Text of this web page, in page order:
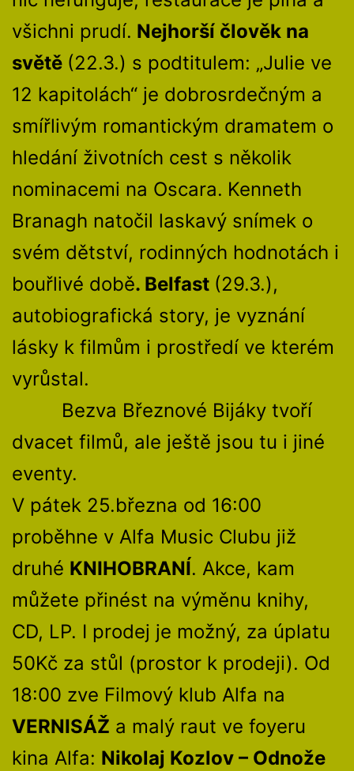
všichni prudí. Nejhorší člověk na
světě (22.3.) s podtitulem: „Julie ve
12 kapitolách“ je dobrosrdečným a
smířlivým romantickým dramatem o
hledání životních cest s několik
nominacemi na Oscara. Kenneth
Branagh natočil laskavý snímek o
svém dětství, rodinných hodnotách i
bouřlivé době. Belfast (29.3.),
autobiografická story, je vyznání
lásky k filmům i prostředí ve kterém
vyrůstal.
Bezva Březnové Bijáky tvoří
dvacet filmů, ale ještě jsou tu i jiné
eventy.
V pátek 25.března od 16:00
proběhne v Alfa Music Clubu již
druhé KNIHOBRANÍ. Akce, kam
můžete přinést na výměnu knihy,
CD, LP. I prodej je možný, za úplatu
50Kč za stůl (prostor k prodeji). Od
18:00 zve Filmový klub Alfa na
VERNISÁŽ a malý raut ve foyeru
kina Alfa: Nikolaj Kozlov – Odnože